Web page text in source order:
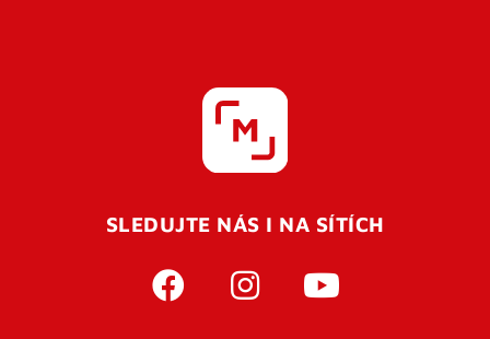
SLEDUJTE NÁS I NA SÍTÍCH